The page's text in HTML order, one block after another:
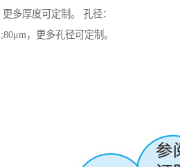
多厚度可定制。 孔径：
，更多孔径可定制。